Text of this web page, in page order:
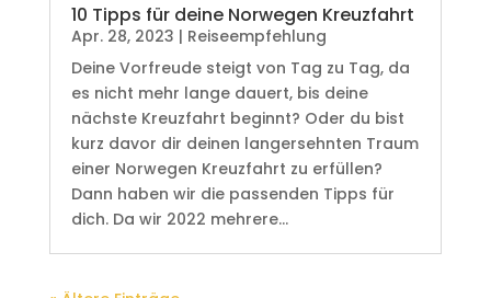
10 Tipps für deine Norwegen Kreuzfahrt
Apr. 28, 2023 | Reiseempfehlung
Deine Vorfreude steigt von Tag zu Tag, da
es nicht mehr lange dauert, bis deine
nächste Kreuzfahrt beginnt? Oder du bist
kurz davor dir deinen langersehnten Traum
einer Norwegen Kreuzfahrt zu erfüllen?
Dann haben wir die passenden Tipps für
dich. Da wir 2022 mehrere...